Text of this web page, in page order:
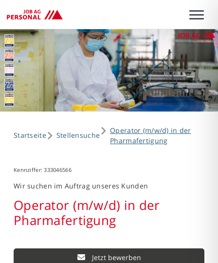
Startseite Stellensuche
Operator (m/w/d) in der
Pharmafertigung
Kennziffer: 333046566
Wir suchen im Auftrag unseres Kunden
Operator (m/w/d) in der
Pharmafertigung
Jetzt bewerben